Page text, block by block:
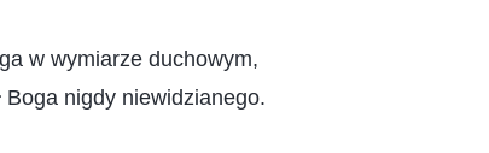
w wymiarze duchowym,
Boga nigdy niewidzianego.